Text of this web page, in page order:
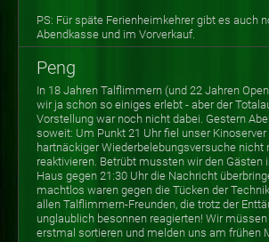
PS: Für späte Ferienheimkehrer gibt es auch
Abendkasse und im Vorverkauf.
Peng
In 18 Jahren Talflimmern (und 22 Jahren
wir ja schon so einiges erlebt - aber der
Vorstellung war noch nicht dabei. Gestern
soweit: Um Punkt 21 Uhr fiel unser
hartnäckiger Wiederbelebungsversuche nicht
reaktivieren. Betrübt mussten wir den Gästen
Haus gegen 21:30 Uhr die Nachricht
machtlos waren gegen die Tücken der
allen Talflimmern-Freunden, die trotz der
unglaublich besonnen reagierten! Wir
erstmal sortieren und melden uns am frühen